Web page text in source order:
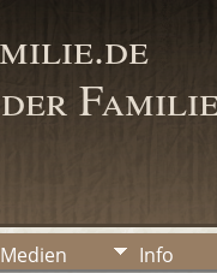
Medien Info